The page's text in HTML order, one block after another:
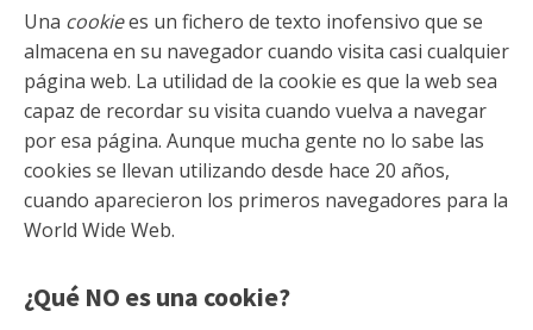
Una cookiees un fichero de texto inofensivo que se
almacena en su navegador cuando visita casi cualquier
página web. La utilidad de la cookie es que la web sea
capaz de recordar su visita cuando vuelva a navegar
por esa página. Aunque mucha gente no lo sabe las
cookies se llevan utilizando desde hace 20 años,
cuando aparecieron los primeros navegadores para la
World Wide Web.
¿Qué NO es una cookie?